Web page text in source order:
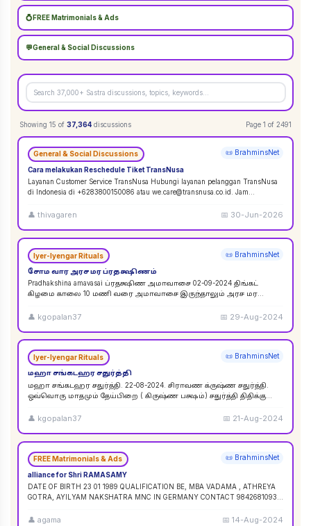
💍 FREE Matrimonials & Ads
💬General & Social Discussions
Showing 15 of 37,364 discussions Page 1 of 2491
General & Social Discussions 📜 BrahminsNet
Cara melakukan Reschedule Tiket TransNusa
Layanan Customer Service TransNusa Hubungi layanan pelanggan TransNusa
di Indonesia di +6283800150086 atau we.care@transnusa.co.id. Jam
👤 thivagaren 📅 30-Jun-2026
Iyer-Iyengar Rituals 📜 BrahminsNet
சோம வார அரச மர ப்ரதக்ஷிணம்
Pradhakshina amavasai ப்ரதக்ஷிண அமாவாசை 02-09-2024 திங்கட்
கிழமை காலை 10 மணி வரை அமாவாசை இருந்தாலும் அரச மர
👤 kgopalan37 📅 29-Aug-2024
Iyer-Iyengar Rituals 📜 BrahminsNet
மஹா சங்கடஹர சதுர்த்தி
மஹா சங்கடஹர சதுர்த்தி. 22-08-2024. சிராவண க்ருஷ்ண சதுர்த்தி.
ஒவ்வொரு மாதமும் தேய்பிறை ( கிருஷ்ண பக்ஷம்) சதுர்த்தி திதிக்கு
👤 kgopalan37 📅 21-Aug-2024
FREE Matrimonials & Ads 📜 BrahminsNet
alliance for Shri RAMASAMY
DATE OF BIRTH 23 01 1989 QUALIFICATION BE, MBA VADAMA , ATHREYA
GOTRA, AYILYAM NAKSHATRA MNC IN GERMANY CONTACT 9842681093 /
👤 agama 📅14-Aug-2024